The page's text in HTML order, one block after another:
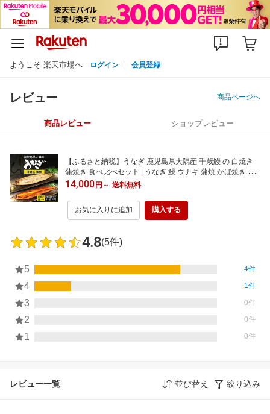
ようこそ 楽天市場へ ログイン 会員登録
レビュー 商品ページへ
商品レビュー ショップレビュー
【ふるさと納税】うなぎ 鹿児島県大隅産 千歳鰻 の 白焼き
蒲焼き 食べ比べセット | うなぎ 鰻 ウナギ 蒲焼 かば焼き 白
焼 国産鰻 国産うなぎ 冷凍 小分け 真空パック 鹿児島 鹿児島
県大崎町 鹿児島県産 大崎町
14,000円 ～ 送料無料
お気に入りに追加 購入する
4.8(5件)
5 4件
4 1件
3 0件
2 0件
1 0件
レビュー一覧 並び替え 絞り込み